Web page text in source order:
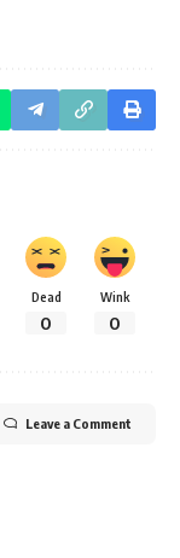
Dead
0
Wink
0
Leave a Comment